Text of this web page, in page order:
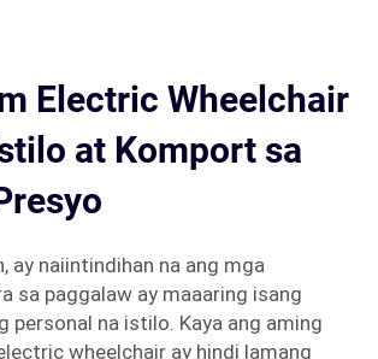
Electric Wheelchair
at Komport sa
ay naiintindihan na ang mga
sa paggalaw ay maaaring isang
personal na istilo. Kaya ang aming
wheelchair ay hindi lamang